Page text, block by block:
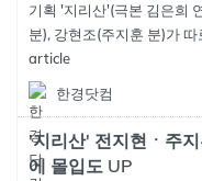
기획 '지리산'(극본 김은희
분), 강현조(주지훈 분)가
article
한경닷컴
'지리산' 전지현ㆍ주
에 몰입도 UP